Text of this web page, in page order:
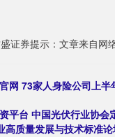
证券提示：文章来自网
网 73家人身险公司上半
平台 中国光伏行业协会
高质量发展与技术标准论